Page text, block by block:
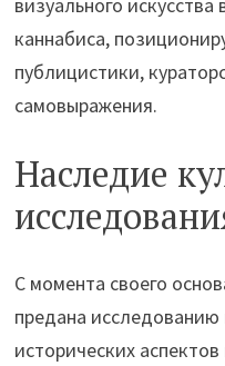
визуального
каннабиса,
публицистики,
самовыражения.
Наследие
С момента своего
предана исследованию
исторических